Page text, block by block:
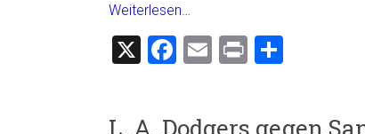
Weiterlesen…
X
F
E
Pr
L. A. Dodgers gegen